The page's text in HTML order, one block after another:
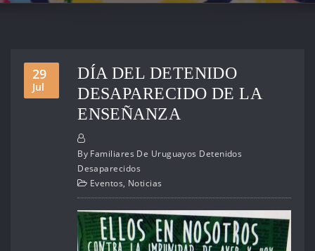
29
Jul
DÍA DEL DETENIDO
DESAPARECIDO DE LA
ENSEÑANZA
By Familiares De Uruguayos Detenidos
Desaparecidos
Eventos, Noticias